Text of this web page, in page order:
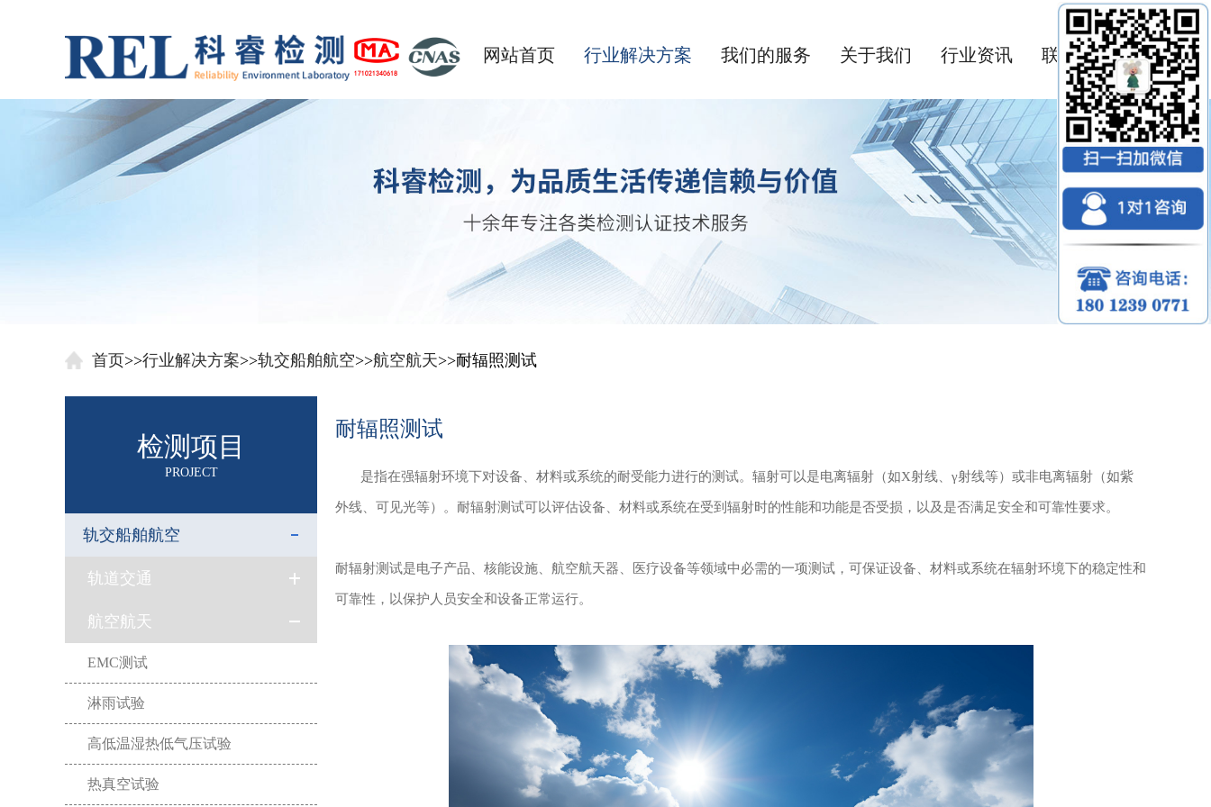
网站首页 行业解决方案 我们的服务 关于我们 行业资讯 联系我们
首页>>行业解决方案>>轨交船舶航空>>航空航天>>耐辐照测试
检测项目
PROJECT
轨交船舶航空
轨道交通
航空航天
EMC测试
淋雨试验
高低温湿热低气压试验
热真空试验
耐辐照测试
是指在强辐射环境下对设备、材料或系统的耐受能力进行的测试。辐射可以是电离辐射（如X射线、γ射线等）或非电离辐射（如紫
外线、可见光等）。耐辐射测试可以评估设备、材料或系统在受到辐射时的性能和功能是否受损，以及是否满足安全和可靠性要求。
耐辐射测试是电子产品、核能设施、航空航天器、医疗设备等领域中必需的一项测试，可保证设备、材料或系统在辐射环境下的稳定性和
可靠性，以保护人员安全和设备正常运行。